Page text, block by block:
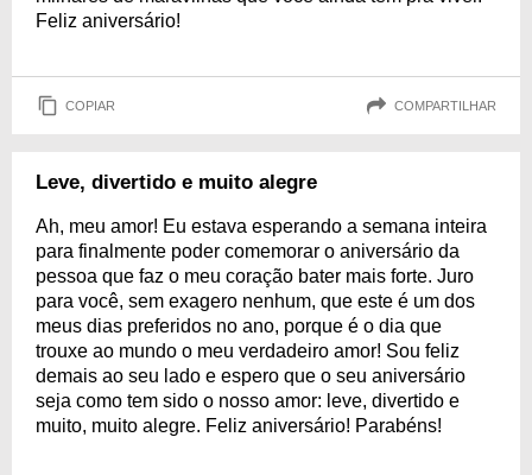
Feliz aniversário!
COPIAR COMPARTILHAR
Leve, divertido e muito alegre
Ah, meu amor! Eu estava esperando a semana inteira
para finalmente poder comemorar o aniversário da
pessoa que faz o meu coração bater mais forte. Juro
para você, sem exagero nenhum, que este é um dos
meus dias preferidos no ano, porque é o dia que
trouxe ao mundo o meu verdadeiro amor! Sou feliz
demais ao seu lado e espero que o seu aniversário
seja como tem sido o nosso amor: leve, divertido e
muito, muito alegre. Feliz aniversário! Parabéns!